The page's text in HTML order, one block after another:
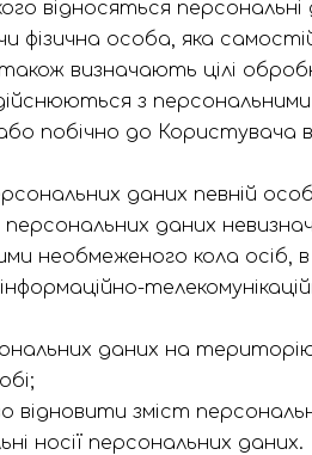
відносяться персональні
особа, яка
визначають цілі
з
побічно до
даних певній
даних
необмеженого кола осіб,
даних на
зміст
носії персональних даних.